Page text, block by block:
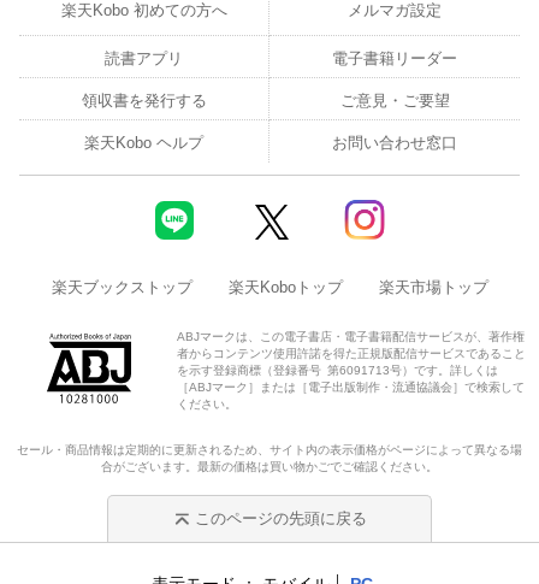
楽天Kobo 初めての方へ メルマガ設定
読書アプリ 電子書籍リーダー
領収書を発行する ご意見・ご要望
楽天Kobo ヘルプ お問い合わせ窓口
楽天ブックストップ 楽天Koboトップ 楽天市場トップ
ABJマークは、この電子書店・電子書籍配信サービスが、著作権
者からコンテンツ使用許諾を得た正規版配信サービスであること
を示す登録商標（登録番号 第6091713号）です。詳しくは
［ABJマーク］または［電子出版制作・流通協議会］で検索して
ください。
セール・商品情報は定期的に更新されるため、サイト内の表示価格がページによって異なる場
合がございます。最新の価格は買い物かごでご確認ください。
このページの先頭に戻る